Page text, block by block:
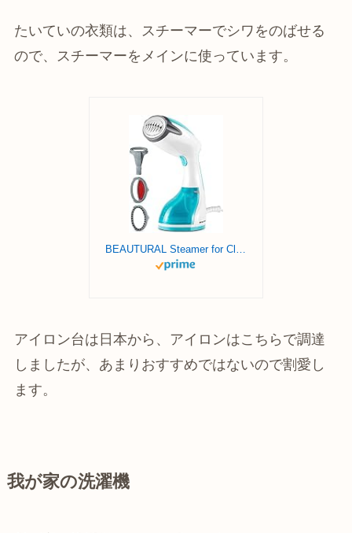
たいていの衣類は、スチーマーでシワをのばせる
ので、スチーマーをメインに使っています。
アイロン台は日本から、アイロンはこちらで調達
しましたが、あまりおすすめではないので割愛し
ます。
我が家の洗濯機